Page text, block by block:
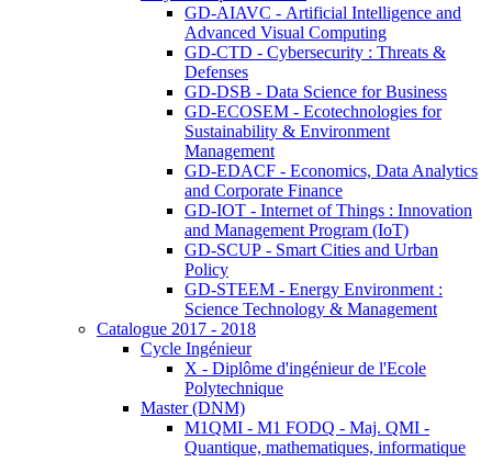
GD-AIAVC - Artificial Intelligence and
Advanced Visual Computing
GD-CTD - Cybersecurity : Threats &
Defenses
GD-DSB - Data Science for Business
GD-ECOSEM - Ecotechnologies for
Sustainability & Environment
Management
GD-EDACF - Economics, Data Analytics
and Corporate Finance
GD-IOT - Internet of Things : Innovation
and Management Program (IoT)
GD-SCUP - Smart Cities and Urban
Policy
GD-STEEM - Energy Environment :
Science Technology & Management
Catalogue 2017 - 2018
Cycle Ingénieur
X - Diplôme d'ingénieur de l'Ecole
Polytechnique
Master (DNM)
M1QMI - M1 FODQ - Maj. QMI -
Quantique, mathematiques, informatique